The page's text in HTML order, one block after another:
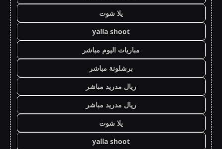
يلا شوت
yalla shoot
مباريات اليوم مباشر
برشلونة مباشر
ريال مدريد مباشر
ريال مدريد مباشر
يلا شوت
yalla shoot